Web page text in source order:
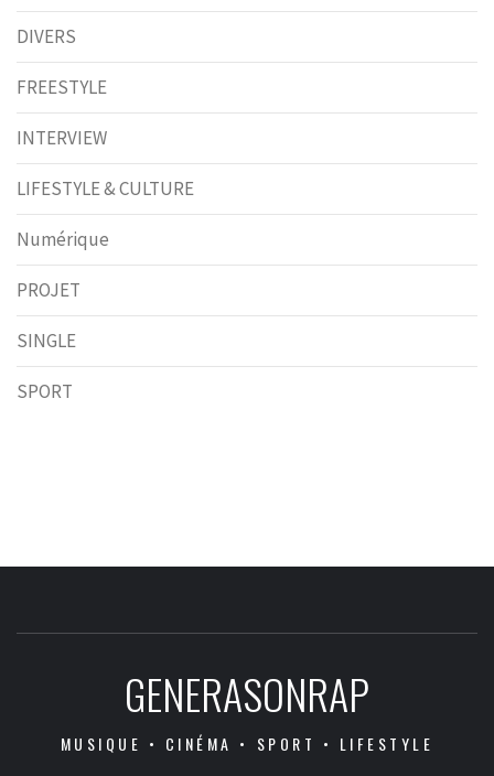
DIVERS
FREESTYLE
INTERVIEW
LIFESTYLE & CULTURE
Numérique
PROJET
SINGLE
SPORT
GENERASONRAP
MUSIQUE • CINÉMA • SPORT • LIFESTYLE